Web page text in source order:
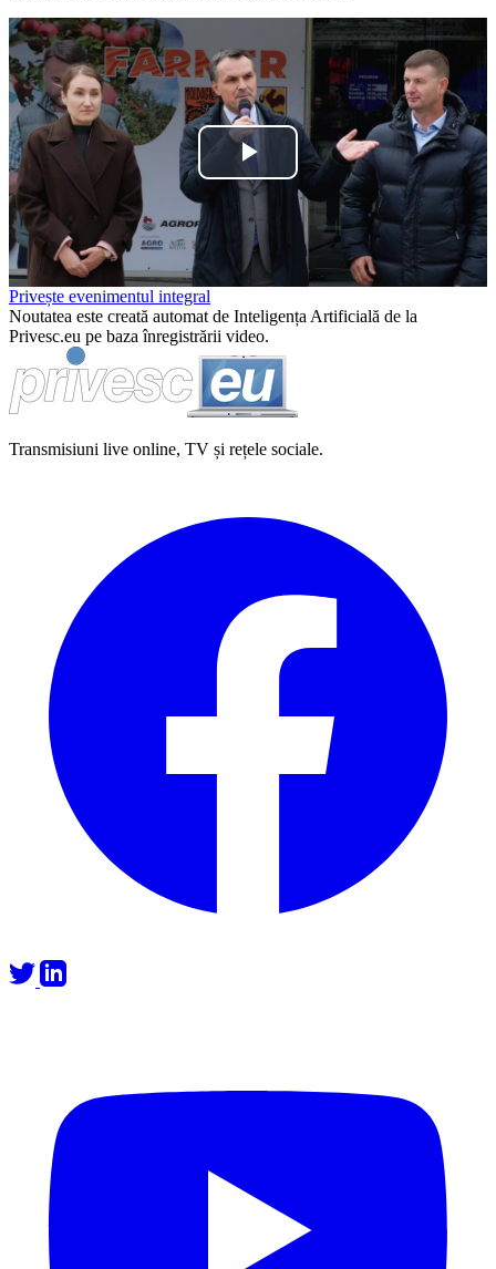
Play
Video
Privește evenimentul integral
Noutatea este creată automat de Inteligența Artificială de la
Privesc.eu pe baza înregistrării video.
Transmisiuni live online, TV și rețele sociale.